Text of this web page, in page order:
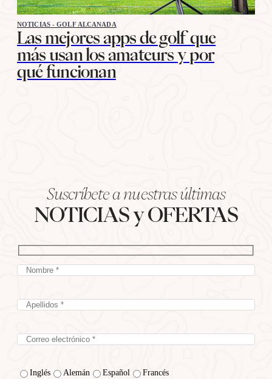
NOTICIAS - GOLF ALCANADA
Las mejores apps de golf que
más usan los amateurs y por
qué funcionan
Suscríbete a nuestras últimas
NOTICIAS y OFERTAS
Inglés Alemán Español Francés